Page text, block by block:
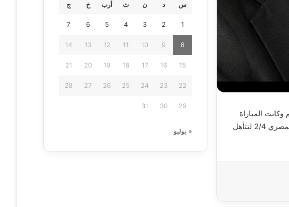
اقيمت بينهما في دور ال32 من كاس العالم وكانت المباراة
قد انتهت بالتعادل الايجابي بهدف لكل فريق ولجأ المنتخبان الي ركلات الترجيح التي انتهت بفوز المنتخب المصري 2/4 لتتأهل
س د ن ث أرب خ ج
1
2
3
4
5
6
7
8
9
10
11
12
13
14
15
16
17
18
19
20
21
22
23
24
25
26
27
28
29
30
31
« يوليو